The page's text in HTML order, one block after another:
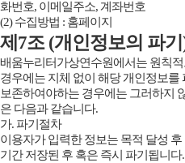
화번호, 이메일주소, 계좌번호
(2) 수집방법 : 홈페이지
제7조 (개인정보의 파
배움누리터가상연수원에서는 원칙
경우에는 지체 없이 해당 개인정보를
보존하여야하는 경우에는 그러하지
은 다음과 같습니다.
가. 파기절차
이용자가 입력한 정보는 목적 달성
기간 저장된 후 혹은 즉시 파기됩니다.